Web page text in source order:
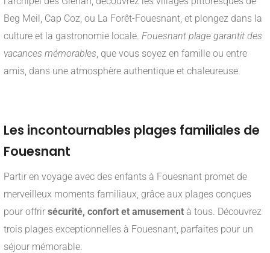
Beg Meil, Cap Coz, ou La Forêt-Fouesnant, et plongez dans la
culture et la gastronomie locale. Fouesnant plage garantit des
vacances mémorables, que vous soyez en famille ou entre
amis, dans une atmosphère authentique et chaleureuse.
Les incontournables plages familiales de
Fouesnant
Partir en voyage avec des enfants à Fouesnant promet de
merveilleux moments familiaux, grâce aux plages conçues
pour offrir sécurité, confort et amusement à tous. Découvrez
trois plages exceptionnelles à Fouesnant, parfaites pour un
séjour mémorable.